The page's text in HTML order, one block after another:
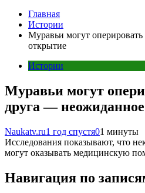
Главная
Истории
Муравьи могут
открытие
Истории
Муравьи могут
друга —
Naukatv.ru1 год спустя01 минуты
Исследования показывают, что
могут оказывать медицинскую
Навигация по